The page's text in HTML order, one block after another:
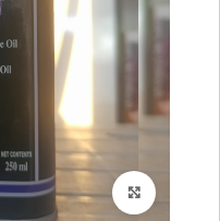
بزرگنمایی تصویر